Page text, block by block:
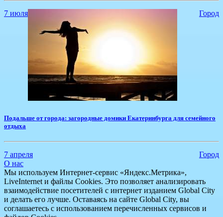
7 июля Город
Подальше от города: загородные домики Екатеринбурга для семейного
отдыха
7 апреля
Город
О нас
Мы используем Интернет-сервис «Яндекс.Метрика»,
LiveInternet и файлы Cookies. Это позволяет анализировать
взаимодействие посетителей с интернет изданием Global City
и делать его лучше. Оставаясь на сайте Global City, вы
соглашаетесь с использованием перечисленных сервисов и